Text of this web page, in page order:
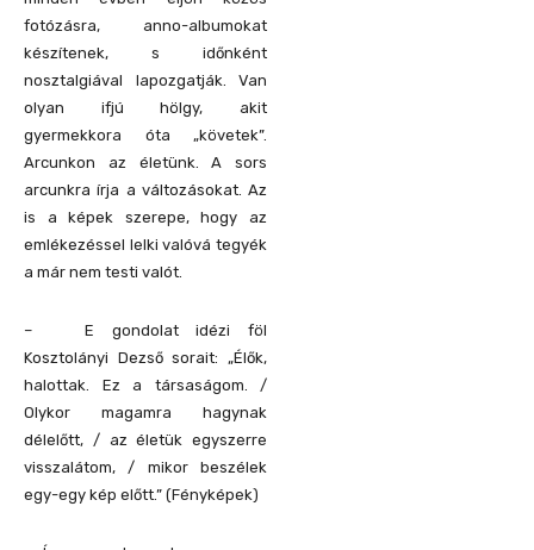
fotózásra, anno-albumokat
készítenek, s időnként
nosztalgiával lapozgatják. Van
olyan ifjú hölgy, akit
gyermekkora óta „követek”.
Arcunkon az életünk. A sors
arcunkra írja a változásokat. Az
is a képek szerepe, hogy az
emlékezéssel lelki valóvá tegyék
a már nem testi valót.
– E gondolat idézi föl
Kosztolányi Dezső sorait: „Élők,
halottak. Ez a társaságom. /
Olykor magamra hagynak
délelőtt, / az életük egyszerre
visszalátom, / mikor beszélek
egy-egy kép előtt.” (Fényképek)